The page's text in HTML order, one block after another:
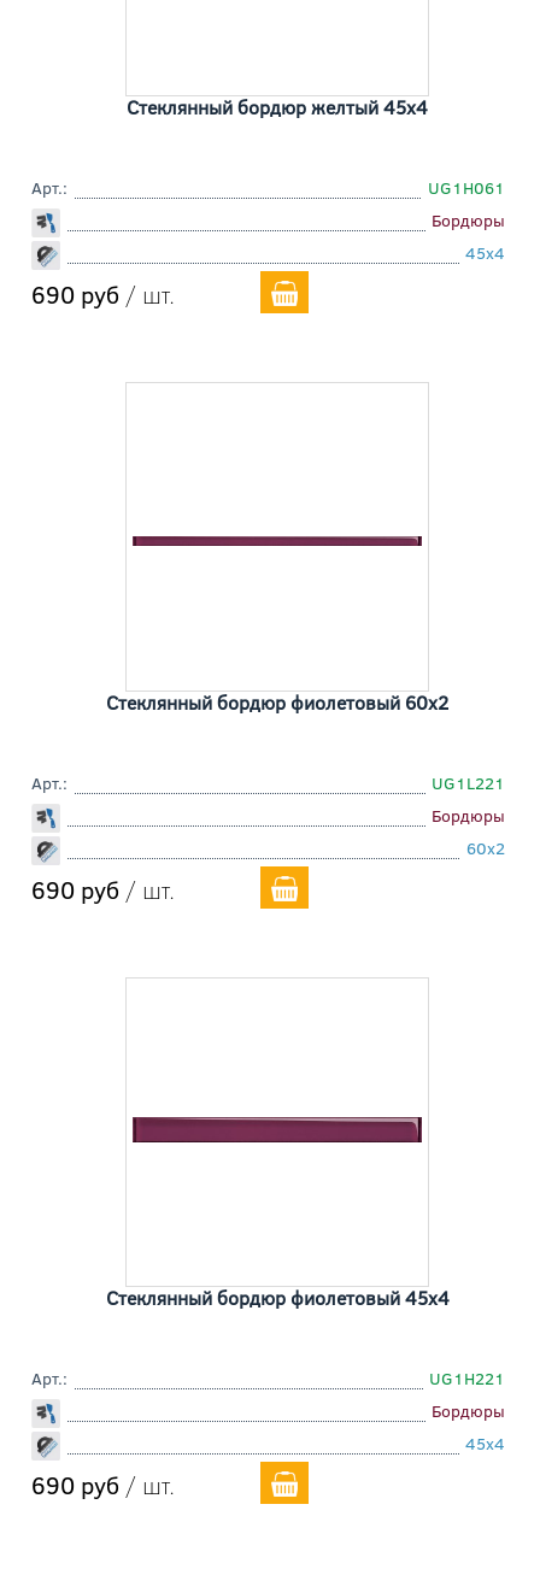
Стеклянный бордюр желтый 45x4
Арт.:
UG1H061
Бордюры
45x4
690 руб / шт.
Стеклянный бордюр фиолетовый 60x2
Арт.:
UG1L221
Бордюры
60x2
690 руб / шт.
Стеклянный бордюр фиолетовый 45x4
Арт.:
UG1H221
Бордюры
45x4
690 руб / шт.